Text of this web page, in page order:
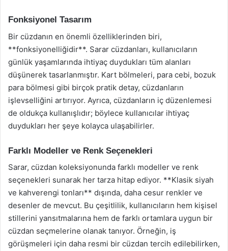
Fonksiyonel Tasarım
Bir cüzdanın en önemli özelliklerinden biri,
**fonksiyonelliğidir**. Sarar cüzdanları, kullanıcıların
günlük yaşamlarında ihtiyaç duydukları tüm alanları
düşünerek tasarlanmıştır. Kart bölmeleri, para cebi, bozuk
para bölmesi gibi birçok pratik detay, cüzdanların
işlevselliğini artırıyor. Ayrıca, cüzdanların iç düzenlemesi
de oldukça kullanışlıdır; böylece kullanıcılar ihtiyaç
duydukları her şeye kolayca ulaşabilirler.
Farklı Modeller ve Renk Seçenekleri
Sarar, cüzdan koleksiyonunda farklı modeller ve renk
seçenekleri sunarak her tarza hitap ediyor. **Klasik siyah
ve kahverengi tonları** dışında, daha cesur renkler ve
desenler de mevcut. Bu çeşitlilik, kullanıcıların hem kişisel
stillerini yansıtmalarına hem de farklı ortamlara uygun bir
cüzdan seçmelerine olanak tanıyor. Örneğin, iş
görüşmeleri için daha resmi bir cüzdan tercih edilebilirken,